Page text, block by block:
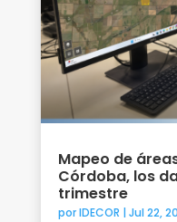
Mapeo de
Córdoba, los
trimestre
porIDECOR | Jul 22,